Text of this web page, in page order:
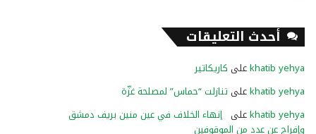
أحدث التعليقات
khatib yehyaعلى كاريكاتير
khatib yehyaعلى تنازلت “حماس” لمصلحة غزّة
khatib yehyaعلى إنهاء الخلاف في عين منين بريف دمشق
وإفراج عن عدد من الموقوفين